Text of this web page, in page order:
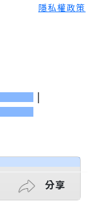
隱私權政策
|
分享